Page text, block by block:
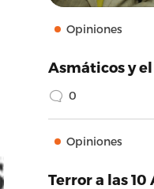
Opiniones
Asmáticos y
0
Opiniones
Terror a las 10